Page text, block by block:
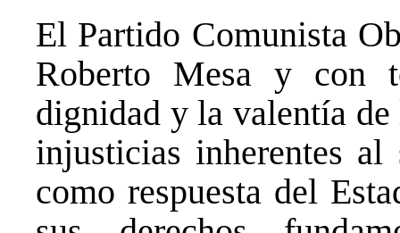
El Partido Comunista
Roberto Mesa y con
dignidad y la valentía
injusticias inherentes al
como respuesta del